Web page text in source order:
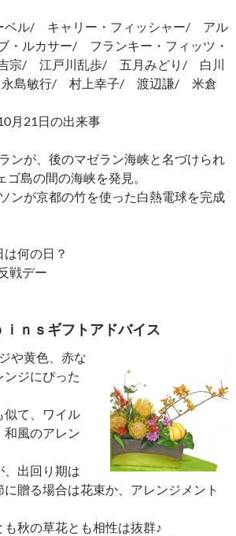
ベル/ キャリー・フィッシャー/ アル
・ルカサー/ フランキー・フィッツ・
宗/ 江戸川乱歩/ 五月みどり/ 白川
島敏行/ 村上幸子/ 渡辺謙/ 米倉
月21日の出来事
が、後のマゼラン海峡と名づけられ
ゴ島の間の海峡を発見。
が京都の竹を使った白熱電球を完成
何の日？
戦デー
ｉｎｓギフトアドバイス
や黄色、赤な
ンジにぴった
似て、ワイル
和風のアレン
、出回り期は
贈る場合は花束か、アレンジメント
も秋の草花とも相性は抜群♪